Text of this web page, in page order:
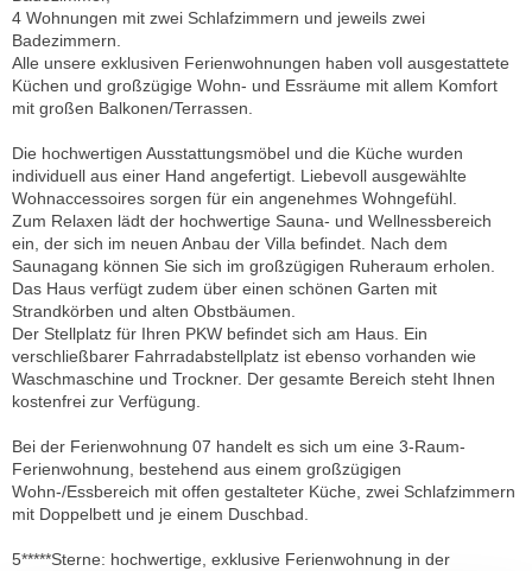
4 Wohnungen mit zwei Schlafzimmern und jeweils zwei
Badezimmern.
Alle unsere exklusiven Ferienwohnungen haben voll ausgestattete
Küchen und großzügige Wohn- und Essräume mit allem Komfort
mit großen Balkonen/Terrassen.
Die hochwertigen Ausstattungsmöbel und die Küche wurden
individuell aus einer Hand angefertigt. Liebevoll ausgewählte
Wohnaccessoires sorgen für ein angenehmes Wohngefühl.
Zum Relaxen lädt der hochwertige Sauna- und Wellnessbereich
ein, der sich im neuen Anbau der Villa befindet. Nach dem
Saunagang können Sie sich im großzügigen Ruheraum erholen.
Das Haus verfügt zudem über einen schönen Garten mit
Strandkörben und alten Obstbäumen.
Der Stellplatz für Ihren PKW befindet sich am Haus. Ein
verschließbarer Fahrradabstellplatz ist ebenso vorhanden wie
Waschmaschine und Trockner. Der gesamte Bereich steht Ihnen
kostenfrei zur Verfügung.
Bei der Ferienwohnung 07 handelt es sich um eine 3-Raum-
Ferienwohnung, bestehend aus einem großzügigen
Wohn-/Essbereich mit offen gestalteter Küche, zwei Schlafzimmern
mit Doppelbett und je einem Duschbad.
5*****Sterne: hochwertige, exklusive Ferienwohnung in der